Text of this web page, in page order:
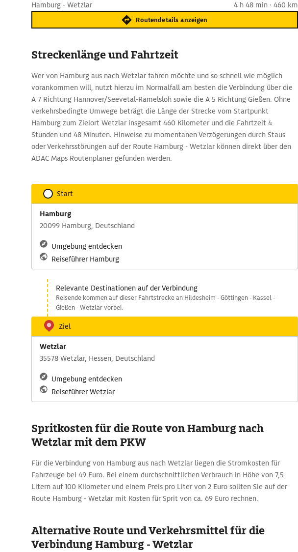
Hamburg - Wetzlar 4 h 48 min · 460 km
Routendetails anzeigen
Streckenlänge und Fahrtzeit
Wer von Hamburg aus nach Wetzlar fahren möchte und so schnell wie möglich
vorankommen will, nutzt hierzu im Normalfall am besten die Verbindung über die
A 7 Richtung Hannover/Seevetal-Ramelsloh sowie die A 5 Richtung Gießen. Ohne
verkehrsbedingte Umwege beträgt die Länge der Strecke vom Startpunkt
Hamburg zum Zielort Wetzlar insgesamt 460 Kilometer und die Fahrtzeit 4
Stunden und 48 Minuten. Hinweise zu momentanen Verzögerungen durch Staus
oder Verkehrsstörungen auf der Route Hamburg - Wetzlar können direkt über den
ADAC Maps Routenplaner gefunden werden.
Start
Hamburg
20099 Hamburg, Deutschland
Umgebung entdecken
Reiseführer Hamburg
Relevante Destinationen auf der Verbindung
Reisende kommen auf dieser Fahrtstrecke an Hildesheim - Göttingen - Kassel -
Gießen - Wetzlar vorbei.
Ziel
Wetzlar
35578 Wetzlar, Hessen, Deutschland
Umgebung entdecken
Reiseführer Wetzlar
Spritkosten für die Route von Hamburg nach
Wetzlar mit dem PKW
Für die Verbindung von Hamburg aus nach Wetzlar liegen die Stromkosten für
Fahrzeuge bei 49 Euro. Bei einem durchschnittlichen Verbrauch in Höhe von 7,5
Litern auf 100 Kilometer und einem Preis pro Liter von 2 Euro sollten Sie auf der
Route Hamburg - Wetzlar mit Kosten für Sprit von ca. 69 Euro rechnen.
Alternative Route und Verkehrsmittel für die
Verbindung Hamburg - Wetzlar